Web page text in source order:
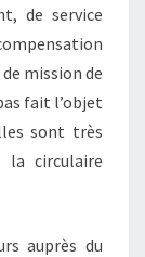
de service
mission de
fait l’objet
sont très
la circulaire
auprès du